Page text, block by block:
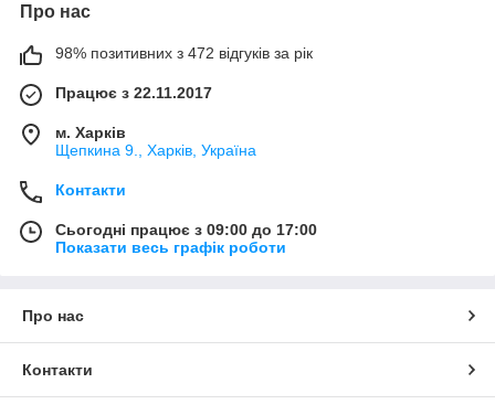
Про нас
98% позитивних з 472 відгуків за рік
Працює з 22.11.2017
м. Харків
Щепкина 9., Харків, Україна
Контакти
Сьогодні працює з 09:00 до 17:00
Показати весь графік роботи
Про нас
Контакти